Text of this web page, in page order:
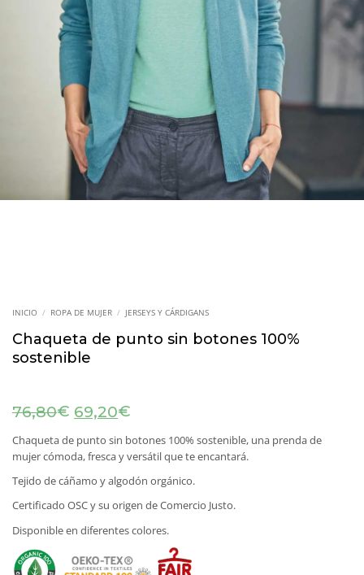
INICIO / ROPA DE MUJER / JERSEYS Y CÁRDIGANS
Chaqueta de punto sin botones 100%
sostenible
76,80€ El
precio
original
era:
76,80€.
69,20€
actual
es:
69,20€.
Chaqueta de punto sin botones 100% sostenible, una prenda de
mujer cómoda, fresca y versátil que te encantará.
Tejido de cáñamo y algodón orgánico.
Certificado OSC y su origen de Comercio Justo.
Disponible en diferentes colores.